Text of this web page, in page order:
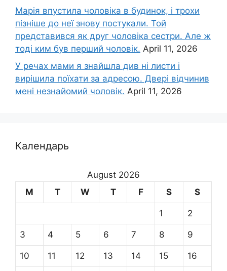
Марія впустила чоловіка в будинок, і трохи
пізніше до неї знову постукали. Той
представився як друг чоловіка сестри. Але ж
тоді ким був перший чоловік. April 11, 2026
У речах мами я знайшла див ні листи і
вирішила поїхати за адресою. Двері відчинив
мені незнайомий чоловік. April 11, 2026
Календарь
August 2026
M
T W T F S S
1 2
3 4 5 6 7 8 9
10 11 12 13 14 15 16